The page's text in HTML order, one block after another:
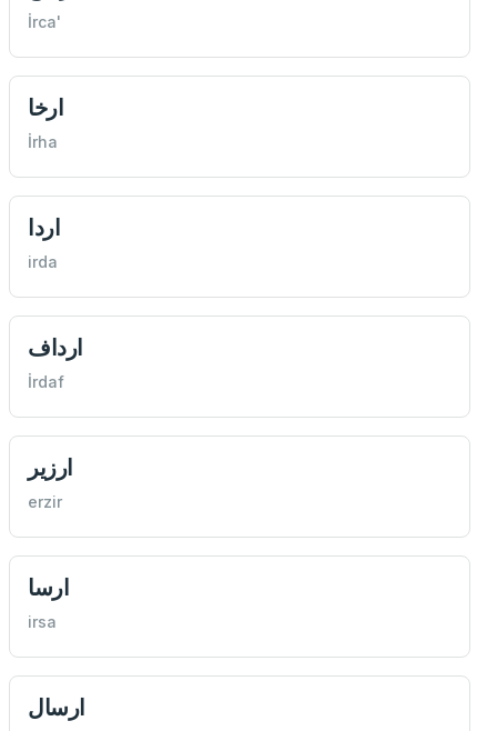
İrca'
ارخا
İrha
اردا
irda
ارداف
İrdaf
ارزير
erzir
ارسا
irsa
ارسال